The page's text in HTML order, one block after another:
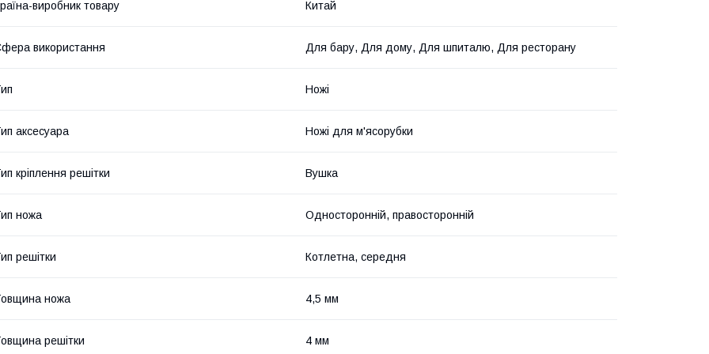
виробник товару Китай
використання Для бару, Для дому, Для шпиталю, Для ресторану
Ножі
аксесуара Ножі для м'ясорубки
кріплення решітки Вушка
ножа Односторонній, правосторонній
решітки Котлетна, середня
ножа 4,5 мм
решітки 4 мм